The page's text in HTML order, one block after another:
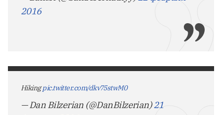
2016
Hikingpic.twitter.com/dkv75stwM0
— Dan Bilzerian (@DanBilzerian)21